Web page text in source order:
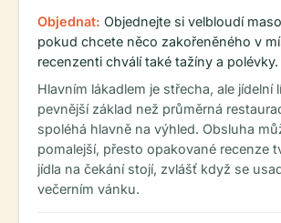
Objednat: Objednejte si velbloudí
pokud chcete něco zakořeněného v
recenzenti chválí také tažíny a polévky.
Hlavním lákadlem je střecha, ale jídelní
pevnější základ než průměrná
spoléhá hlavně na výhled. Obsluha
pomalejší, přesto opakované recenze
jídla na čekání stojí, zvlášť když se
večerním vánku.